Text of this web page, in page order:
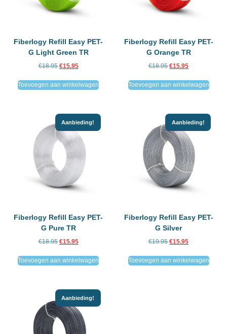
Fiberlogy Refill Easy PET-
G Light Green TR
€18.95 €15.95
Toevoegen aan winkelwagen
Fiberlogy Refill Easy PET-
G Orange TR
€18.95 €15.95
Toevoegen aan winkelwagen
Aanbieding!
Fiberlogy Refill Easy PET-
G Pure TR
€18.95 €15.95
Toevoegen aan winkelwagen
Aanbieding!
Fiberlogy Refill Easy PET-
G Silver
€19.95 €15.95
Toevoegen aan winkelwagen
Aanbieding!